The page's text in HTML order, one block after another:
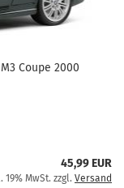
Coupe 2000
45,99 EUR
19% MwSt. zzgl. Versand